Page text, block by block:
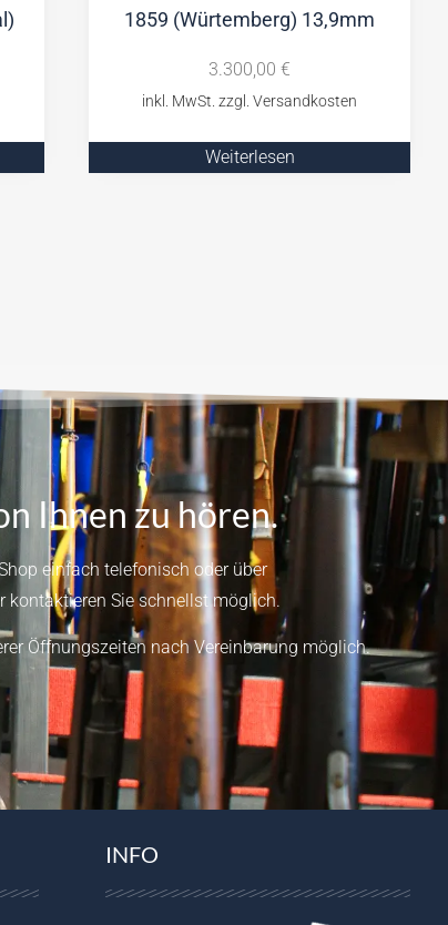
1859 (Würtemberg) 13,9mm
3.300,00 €
Weiterlesen
Ihnen zu hören.
einfach telefonisch oder über
kontaktieren Sie schnellst möglich.
Öffnungszeiten nach Vereinbarung möglich.
INFO